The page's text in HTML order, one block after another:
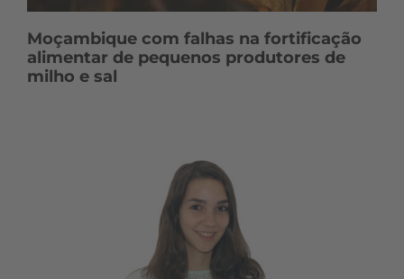
Moçambique com falhas na fortificação
alimentar de pequenos produtores de
milho e sal